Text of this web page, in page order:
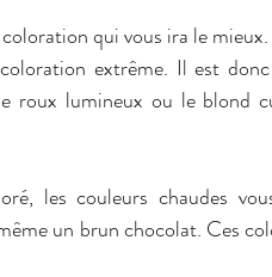
qui vous ira le mieux.
extrême. Il est
roux lumineux ou le blond
les couleurs chaudes
un brun chocolat. Ces